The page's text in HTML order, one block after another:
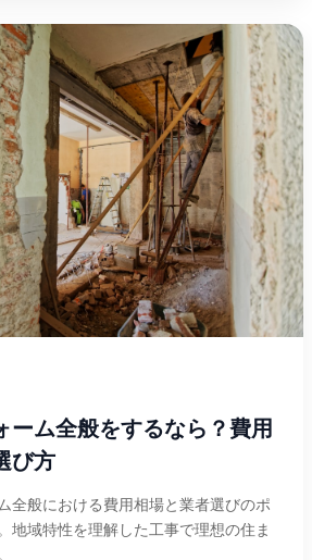
ーム全般をするなら？費用
び方
全般における費用相場と業者選びのポ
地域特性を理解した工事で理想の住ま